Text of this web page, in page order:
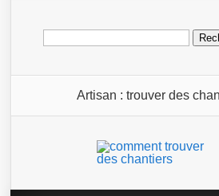
Rechercher :
Artisan : trouver des